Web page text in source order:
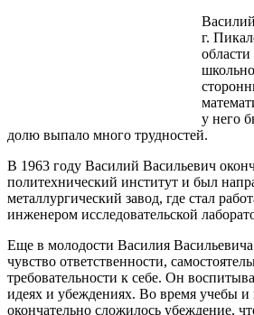
г.
области
у него
долю выпало много трудностей.
В 1963 году Василий Васильевич
политехнический институт и был
металлургический завод, где стал
инженером исследовательской
Еще в молодости Василия Васильевича
чувство ответственности,
требовательности к себе. Он
идеях и убеждениях. Во время учебы и
окончательно сложилось убеждение,